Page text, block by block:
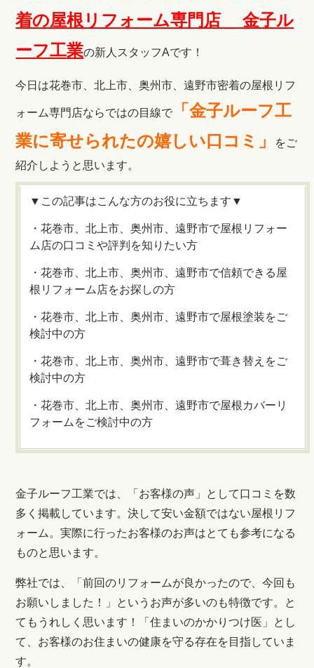
着の屋根リフォーム専門店 金子ル
ーフ工業の新人スタッフAです！
今日は花巻市、北上市、奥州市、遠野市密着の屋根リフ
ォーム専門店ならではの目線で
「金子ルーフ工
業に寄せられたの嬉しい口コミ」
をご
紹介しようと思います。
▼この記事はこんな方のお役に立ちます▼
・花巻市、北上市、奥州市、遠野市で屋根リフォー
ム店の口コミや評判を知りたい方
・花巻市、北上市、奥州市、遠野市で信頼できる屋
根リフォーム店をお探しの方
・花巻市、北上市、奥州市、遠野市で屋根塗装をご
検討中の方
・花巻市、北上市、奥州市、遠野市で葺き替えをご
検討中の方
・花巻市、北上市、奥州市、遠野市で屋根カバーリ
フォームをご検討中の方
金子ルーフ工業では、「お客様の声」として口コミを数
多く掲載しています。決して安い金額ではない屋根リフ
ォーム。実際に行ったお客様のお声はとても参考になる
ものと思います。
弊社では、「前回のリフォームが良かったので、今回も
お願いしました！」というお声が多いのも特徴です。と
てもうれしく思います！「住まいのかかりつけ医」とし
て、お客様のお住まいの健康を守る存在を目指していま
す。